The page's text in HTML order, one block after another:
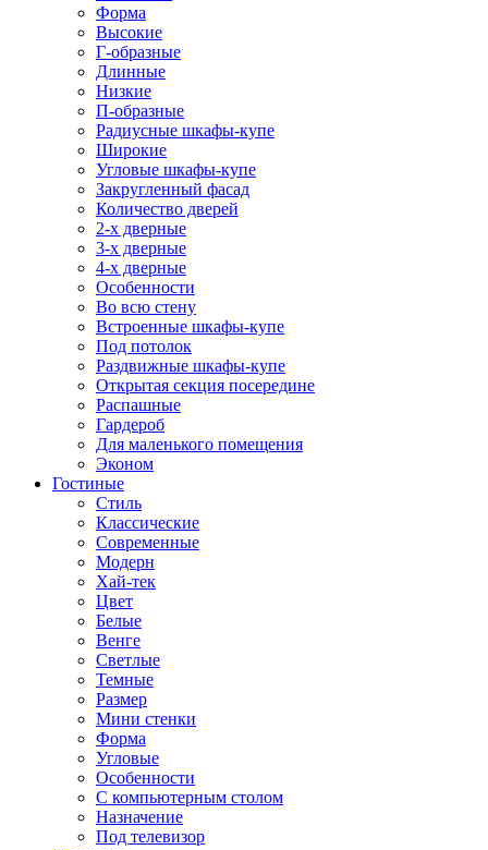
Форма
Высокие
Г-образные
Длинные
Низкие
П-образные
Радиусные шкафы-купе
Широкие
Угловые шкафы-купе
Закругленный фасад
Количество дверей
2-х дверные
3-х дверные
4-х дверные
Особенности
Во всю стену
Встроенные шкафы-купе
Под потолок
Раздвижные шкафы-купе
Открытая секция посередине
Распашные
Гардероб
Для маленького помещения
Эконом
Гостиные
Стиль
Классические
Современные
Модерн
Хай-тек
Цвет
Белые
Венге
Светлые
Темные
Размер
Мини стенки
Форма
Угловые
Особенности
С компьютерным столом
Назначение
Под телевизор